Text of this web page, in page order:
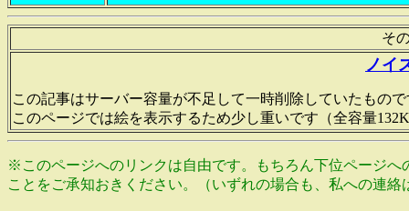
そ
ノイ
この記事はサーバー容量が不足して一時削除していたもの
このページでは絵を表示するため少し重いです（全容量
※このページへのリンクは自由です。もちろん下位ページ
ことをご承知おきください。（いずれの場合も、私への連絡